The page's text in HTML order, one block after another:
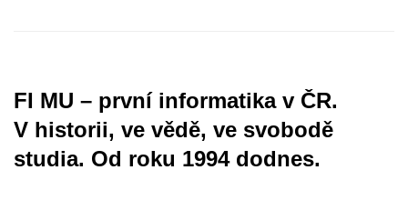
FI MU – první informatika v ČR.
V historii, ve vědě, ve svobodě
studia. Od roku 1994 dodnes.